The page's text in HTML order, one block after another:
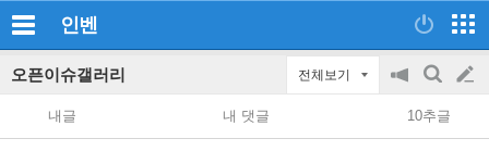
인벤
오픈이슈갤러리 전체보기
공
지
on/off
검
색
글
쓰
내글 내 댓글 10추글